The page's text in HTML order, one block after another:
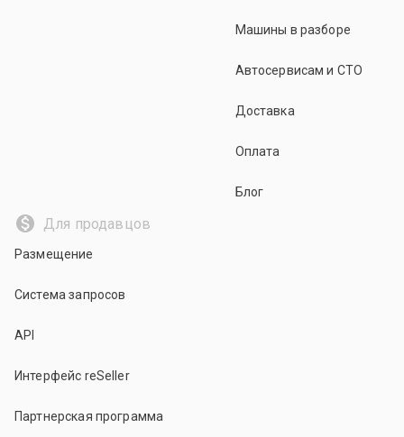
Машины в разборе
Автосервисам и СТО
Доставка
Оплата
Блог
Для продавцов
Размещение
Система запросов
API
Интерфейс reSeller
Партнерская программа